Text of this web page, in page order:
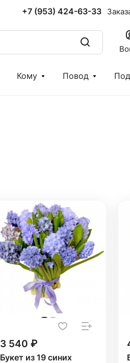
+7 (953) 424-63-33
Кому Повод
3 540 ₽
Букет из 19 синих